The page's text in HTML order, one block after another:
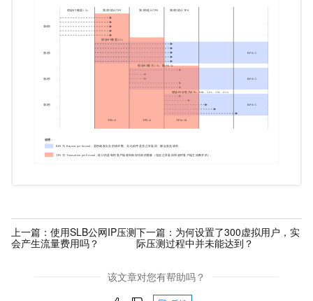
上一篇： 使用SLB公网IP压测
会产生流量费用吗？
下一篇： 为何设置了300虚拟用户，实
际压测过程中并未能达到？
该文章对您有帮助吗？